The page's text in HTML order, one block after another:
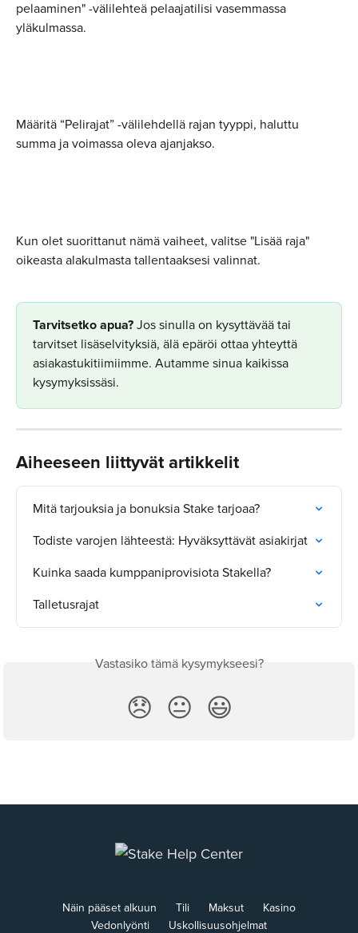
pelaaminen" -välilehteä pelaajatilisi vasemmassa
yläkulmassa.
Määritä “Pelirajat” -välilehdellä rajan tyyppi, haluttu
summa ja voimassa oleva ajanjakso.
Kun olet suorittanut nämä vaiheet, valitse "Lisää raja"
oikeasta alakulmasta tallentaaksesi valinnat.
​Tarvitsetko apua? Jos sinulla on kysyttävää tai
tarvitset lisäselvityksiä, älä epäröi ottaa yhteyttä
asiakastukitiimiimme. Autamme sinua kaikissa
kysymyksissäsi.
Aiheeseen liittyvät artikkelit
Mitä tarjouksia ja bonuksia Stake tarjoaa?
Todiste varojen lähteestä: Hyväksyttävät asiakirjat
Kuinka saada kumppaniprovisiota Stakella?
Talletusrajat
Vastasiko tämä kysymykseesi?
😞 😐 😃
Näin pääset alkuun Tili Maksut
Kasino
Vedonlyönti
Uskollisuusohjelmat